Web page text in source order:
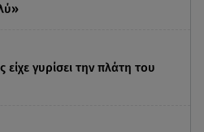
γυρίσει την πλάτη του